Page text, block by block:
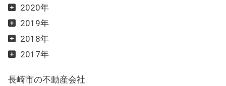
2020年
2019年
2018年
2017年
長崎市の不動産会社